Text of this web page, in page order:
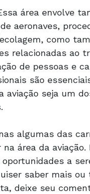
área envolve
aeronaves,
como
relacionadas ao
de pessoas e
são
aviação seja um
algumas das
na área da aviação.
a
saber mais ou
deixe seu